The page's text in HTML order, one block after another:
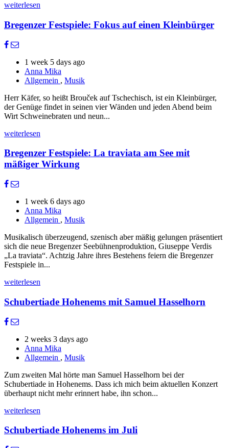
weiterlesen
Bregenzer Festspiele: Fokus auf einen Kleinbürger
1 week 5 days ago
Anna Mika
Allgemein , Musik
Herr Käfer, so heißt Brouček auf Tschechisch, ist ein Kleinbürger,
der Genüge findet in seinen vier Wänden und jeden Abend beim
Wirt Schweinebraten und neun...
weiterlesen
Bregenzer Festspiele: La traviata am See mit
mäßiger Wirkung
1 week 6 days ago
Anna Mika
Allgemein , Musik
Musikalisch überzeugend, szenisch aber mäßig gelungen präsentiert
sich die neue Bregenzer Seebühnenproduktion, Giuseppe Verdis
„La traviata“. Achtzig Jahre ihres Bestehens feiern die Bregenzer
Festspiele in...
weiterlesen
Schubertiade Hohenems mit Samuel Hasselhorn
2 weeks 3 days ago
Anna Mika
Allgemein , Musik
Zum zweiten Mal hörte man Samuel Hasselhorn bei der
Schubertiade in Hohenems. Dass ich mich beim aktuellen Konzert
überhaupt nicht mehr erinnert habe, ihn schon...
weiterlesen
Schubertiade Hohenems im Juli